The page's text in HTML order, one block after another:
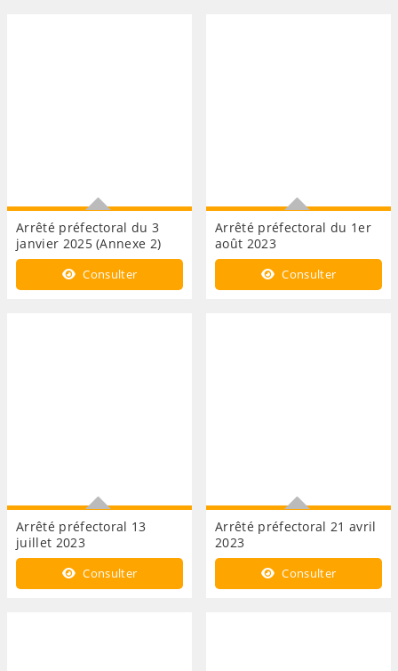
Arrêté préfectoral du 3
janvier 2025 (Annexe 2)
Arrêté préfectoral portant
autorisation de pénétrer
Consulter
Arrêté préfectoral du 1er
août 2023
Arrêté préfectoral portant
autorisation de pénétrer
Consulter
Arrêté préfectoral 13
juillet 2023
Arrêté réglementant
provisoirement l'usage de
Consulter
Arrêté préfectoral 21 avril
2023
Arrêté réglementant
provisoirement l'usage de
Consulter